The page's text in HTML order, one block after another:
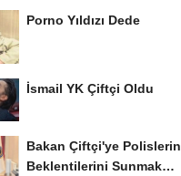
Porno Yıldızı Dede
İsmail YK Çiftçi Oldu
Bakan Çiftçi'ye Polislerin
Beklentilerini Sunmak